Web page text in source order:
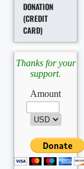
DONATION
(CREDIT
CARD)
Thanks for your
support.
Amount